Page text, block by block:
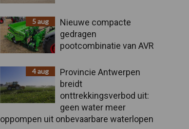
5 aug
Nieuwe compacte
gedragen
pootcombinatie van AVR
4 aug
Provincie Antwerpen
breidt
onttrekkingsverbod uit:
geen water meer
oppompen uit onbevaarbare waterlopen